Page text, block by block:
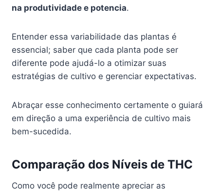
na produtividade e potencia.
Entender essa variabilidade das plantas é
essencial; saber que cada planta pode ser
diferente pode ajudá-lo a otimizar suas
estratégias de cultivo e gerenciar expectativas.
Abraçar esse conhecimento certamente o guiará
em direção a uma experiência de cultivo mais
bem-sucedida.
Comparação dos Níveis de THC
Como você pode realmente apreciar as